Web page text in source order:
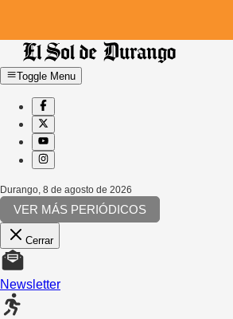
Toggle Menu
Durango 8 de agosto de 2026
VER MÁS PERIÓDICOS
Cerrar
Newsletter